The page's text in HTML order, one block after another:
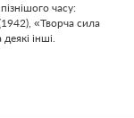
часу:
«Творча сила
інші.